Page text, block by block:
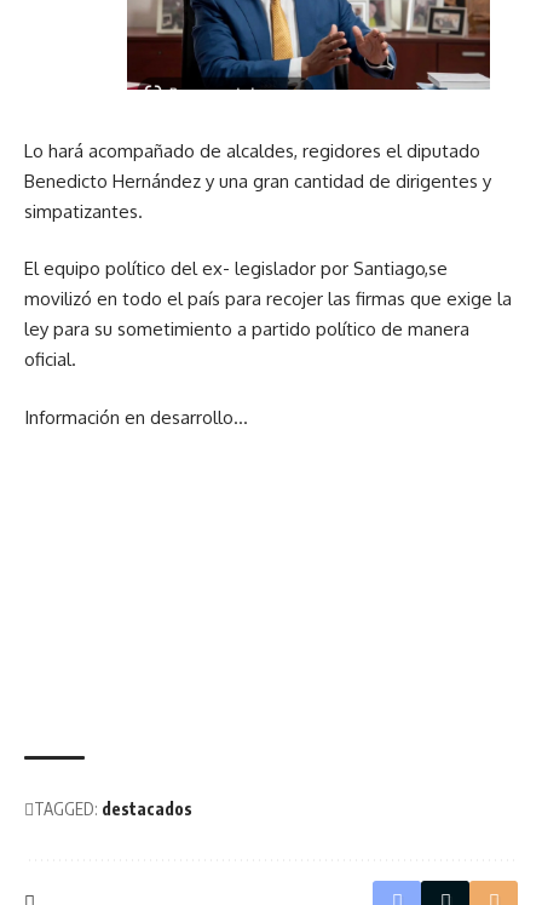
Lo hará acompañado de alcaldes, regidores el diputado
Benedicto Hernández y una gran cantidad de dirigentes y
simpatizantes.
El equipo político del ex- legislador por Santiago,se
movilizó en todo el país para recojer las firmas que exige la
ley para su sometimiento a partido político de manera
oficial.
Información en desarrollo…
TAGGED: destacados